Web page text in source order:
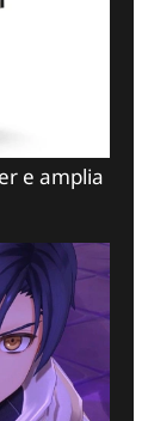
e amplia